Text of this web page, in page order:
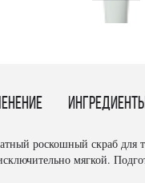
роскошный скраб для
мягкой.